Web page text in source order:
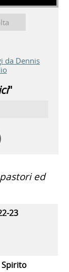
da Dennis
"
ed
23
Spirito